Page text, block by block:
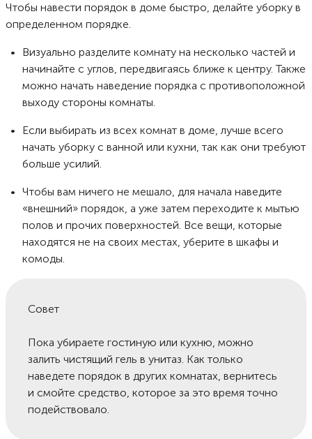
Чтобы навести порядок в доме быстро, делайте уборку в
определенном порядке.
Визуально разделите комнату на несколько частей и
начинайте с углов, передвигаясь ближе к центру. Также
можно начать наведение порядка с противоположной
выходу стороны комнаты.
Если выбирать из всех комнат в доме, лучше всего
начать уборку с ванной или кухни, так как они требуют
больше усилий.
Чтобы вам ничего не мешало, для начала наведите
«внешний» порядок, а уже затем переходите к мытью
полов и прочих поверхностей. Все вещи, которые
находятся не на своих местах, уберите в шкафы и
комоды.
Совет
Пока убираете гостиную или кухню, можно
залить чистящий гель в унитаз. Как только
наведете порядок в других комнатах, вернитесь
и смойте средство, которое за это время точно
подействовало.